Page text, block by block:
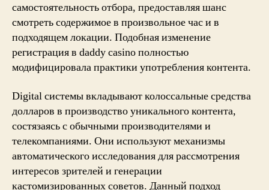
самостоятельность отбора, предоставляя шанс
смотреть содержимое в произвольное час и в
подходящем локации. Подобная изменение
регистрация в daddy casino полностью
модифицировала практики употребления контента.
Digital системы вкладывают колоссальные средства
долларов в производство уникального контента,
состязаясь с обычными производителями и
телекомпаниями. Они используют механизмы
автоматического исследования для рассмотрения
интересов зрителей и генерации
кастомизированных советов. Данный подход